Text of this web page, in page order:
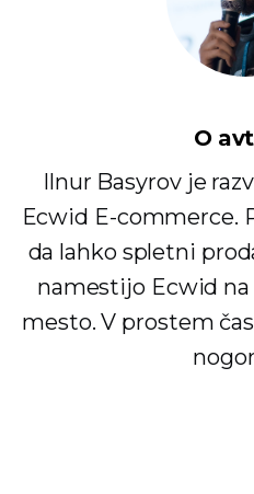
O
Ilnur Basyrov je
Ecwid E-commerce.
da lahko spletni
namestijo Ecwid
mesto. V prostem